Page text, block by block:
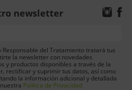
newsletter
Responsable del Tratamiento tratará tus
la newsletter con novedades
y productos disponibles a través de la
rectificar y suprimir tus datos, así como
la información adicional y detallada
Política de Privacidad